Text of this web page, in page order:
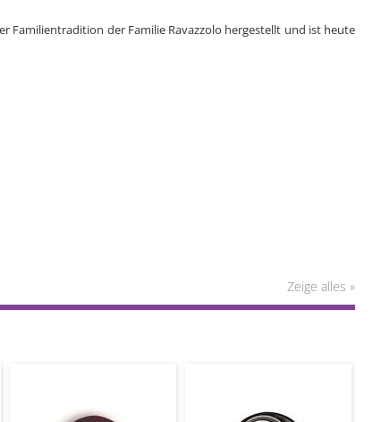
Familientradition der Familie Ravazzolo hergestellt und ist heute
Zeige alles »